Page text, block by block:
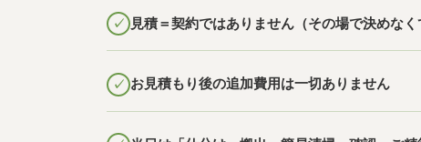
見積＝契約ではありません（その場で決めなく
お見積もり後の追加費用は一切ありません